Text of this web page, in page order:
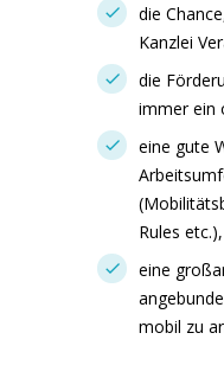
die
Kanzlei
die
immer ein
eine gute
Rules
eine
mobil zu